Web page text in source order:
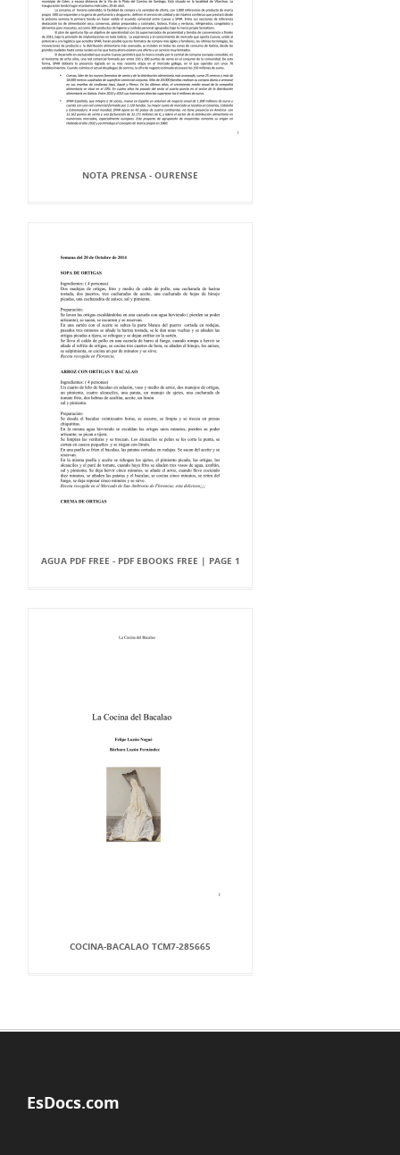
NOTA PRENSA - OURENSE
AGUA PDF FREE - PDF EBOOKS FREE | PAGE 1
COCINA-BACALAO TCM7-285665
EsDocs.com